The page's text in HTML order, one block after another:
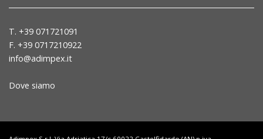
T. +39 071721091
F. +39 0717210922
info@adimpex.it
Dove siamo